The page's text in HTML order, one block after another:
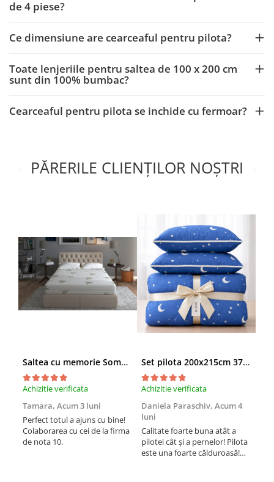
de 4 piese?
Ce dimensiune are cearceaful pentru pilota?
Toate lenjeriile pentru saltea de 100 x 200 cm
sunt din 100% bumbac?
Cearceaful pentru pilota se inchide cu fermoar?
PĂRERILE CLIENȚILOR NOȘTRI
Saltea cu memorie SomnART XXL Memory Plus 160x190, înălțime 25cm, pentru persoane supraponderale, husă Aloe Vera detașabilă, rulată, fermitate mare
Achizitie verificata
Tamara, Acum 3 luni
Perfect totul a ajuns cu bine!
Colaborarea cu cei de la firma
de nota 10.
Set pilota 200x215cm 370g cu 2 perne 50x70,albastru- PLT36
Achizitie verificata
Daniela Paraschiv, Acum 4
luni
Calitate foarte buna atât a
pilotei cât și a pernelor! Pilota
este una foarte călduroasă!